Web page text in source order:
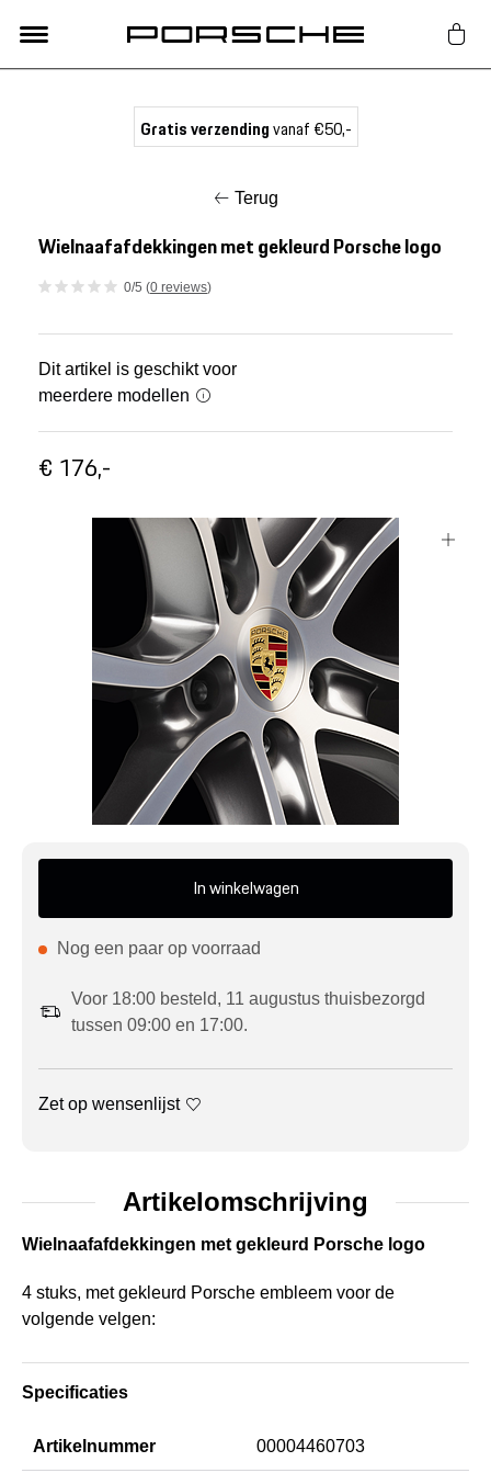
Nieuw
Acties
Porsche finder
Klantenservice
Meer Porsche
Porsche informatie
Gratis verzendingvanaf €50,-
Terug
Wielnaafafdekkingen met gekleurd Porsche logo
0/5 (0 reviews)
Dit artikel is geschikt voor
meerdere modellen
€ 176,-
In winkelwagen
Nog een paar op voorraad
Voor 18:00 besteld, 11 augustus thuisbezorgd
tussen 09:00 en 17:00.
Zet op wensenlijst
Artikelomschrijving
Wielnaafafdekkingen met gekleurd Porsche logo
4 stuks, met gekleurd Porsche embleem voor de
volgende velgen:
Specificaties
Artikelnummer 00004460703